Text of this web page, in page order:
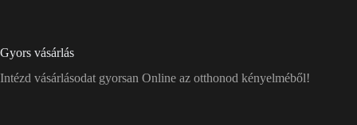
Gyors vásárlás
Intézd vásárlásodat gyorsan Online az otthonod kényelméből!